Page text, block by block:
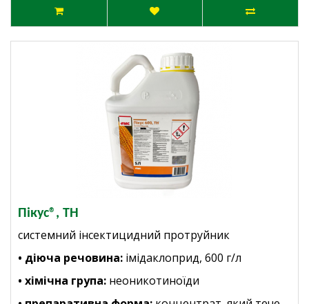
Пікус®, ТН
системний інсектицидний протруйник
• діюча речовина: імідаклоприд, 600 г/л
• хімічна група: неоникотиноїди